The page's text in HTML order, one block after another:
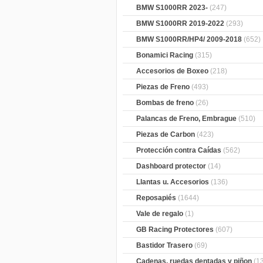
BMW S1000RR 2023- (247)
BMW S1000RR 2019-2022 (293)
BMW S1000RR/HP4/ 2009-2018 (652)
Bonamici Racing (315)
Accesorios de Boxeo (218)
Piezas de Freno (493)
Bombas de freno (26)
Palancas de Freno, Embrague (510)
Piezas de Carbon (423)
Protección contra Caídas (562)
Dashboard protector (14)
Llantas u. Accesorios (136)
Reposapiés (1644)
Vale de regalo (1)
GB Racing Protectores (607)
Bastidor Trasero (69)
Cadenas, ruedas dentadas y piñon